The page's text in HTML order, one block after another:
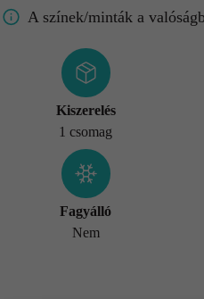
A színek/minták a
Kiszerelés
1 csomag
Fagyálló
Nem